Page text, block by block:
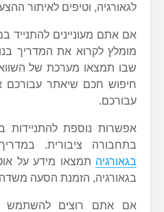
לגאורגיה, וטיפים לאיתור
אם אתם מעוניינים להתנייד
מומלץ לקרוא את המדריך
שבו תמצאו מערכת של
חיפוש חכם שיאתר עבורכם
עבורכם.
אפשרות נוספת להתניידות
בתחבורה ציבורית.
בגאורגיה תמצאו מידע על
בגאורגיה, הזמנת הסעה
אם אתם רוצים להשתמש